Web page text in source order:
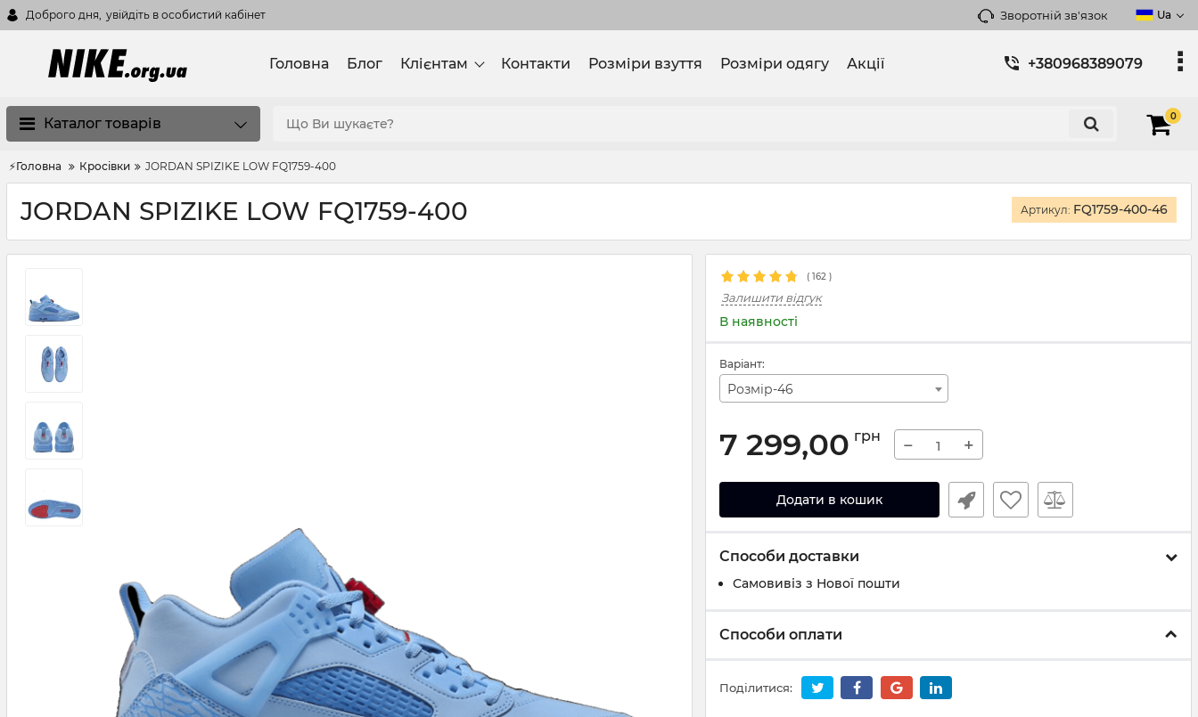
Доброго дня, увійдіть в особистий кабінет Зворотній зв'язок Ua
Головна Блог Клієнтам Контакти Розміри взуття Розміри одягу Акції +380968389079
Каталог товарів 0
⚡Головна Кросівки JORDAN SPIZIKE LOW FQ1759-400
JORDAN SPIZIKE LOW FQ1759-400 Артикул: FQ1759-400-46
( 162 )
Залишити відгук
В наявності
Варіант:
Розмір-46
7 299,00 грн − +
Додати в кошик
Способи доставки
Самовивіз з Нової пошти
Способи оплати
Поділитися: